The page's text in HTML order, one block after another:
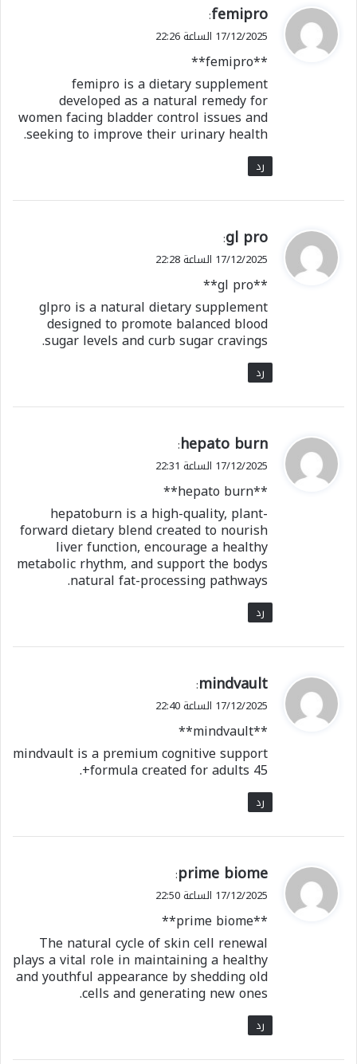
ي
ق
ل
femipro
:
17/12/2025 الساعة 22:26
**femipro**
femipro is a dietary supplement
developed as a natural remedy for
women facing bladder control issues and
seeking to improve their urinary health.
رد
ي
ق
ل
gl pro
:
17/12/2025 الساعة 22:28
**gl pro**
glpro is a natural dietary supplement
designed to promote balanced blood
sugar levels and curb sugar cravings.
رد
ي
ق
ل
hepato burn
:
17/12/2025 الساعة 22:31
**hepato burn**
hepatoburn is a high-quality, plant-
forward dietary blend created to nourish
liver function, encourage a healthy
metabolic rhythm, and support the bodys
natural fat-processing pathways.
رد
ي
ق
ل
mindvault
:
17/12/2025 الساعة 22:40
**mindvault**
mindvault is a premium cognitive support
formula created for adults 45+.
رد
ي
ق
ل
prime biome
:
17/12/2025 الساعة 22:50
**prime biome**
The natural cycle of skin cell renewal
plays a vital role in maintaining a healthy
and youthful appearance by shedding old
cells and generating new ones.
رد